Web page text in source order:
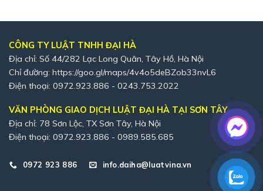
CÔNG TY LUẬT TNHH ĐẠI HÀ
Địa chỉ: Số 44/282 Lạc Long Quân, Tây Hồ, Hà Nội
Chỉ đường: https://goo.gl/maps/4v4o5deBZob33nvL6
Điện thoại: 0972.923.886 - 0243.753.2022
VĂN PHÒNG GIAO DỊCH LUẬT ĐẠI HÀ TẠI SƠN TÂY
Địa chỉ: 78 Sơn Lộc, TX Sơn Tây, Hà Nội
Điện thoại: 0972.923.886 - 0989.585.685
0972 923 886 info.daiha@luatvina.vn